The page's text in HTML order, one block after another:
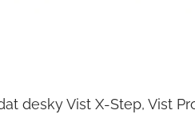
desky Vist X-Step, Vist